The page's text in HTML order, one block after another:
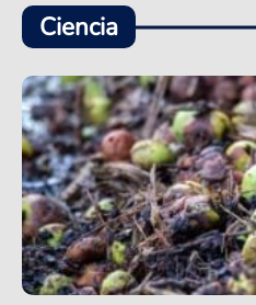
Ciencia